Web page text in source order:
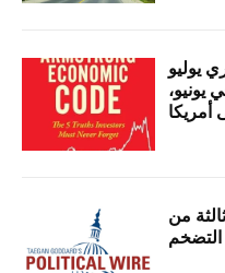
يوليو
أمريكا
من
التضخم